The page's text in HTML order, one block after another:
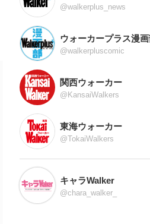
@walkerplus_news
ウォーカープラス漫
@walkerpluscomic
関西ウォーカー
@KansaiWalkers
東海ウォーカー
@TokaiWalkers
キャラWalker
@chara_walker_